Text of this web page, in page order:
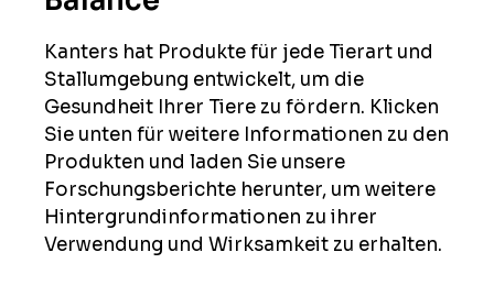
Kanters hat Produkte für jede Tierart und
Stallumgebung entwickelt, um die
Gesundheit Ihrer Tiere zu fördern. Klicken
Sie unten für weitere Informationen zu den
Produkten und laden Sie unsere
Forschungsberichte herunter, um weitere
Hintergrundinformationen zu ihrer
Verwendung und Wirksamkeit zu erhalten.